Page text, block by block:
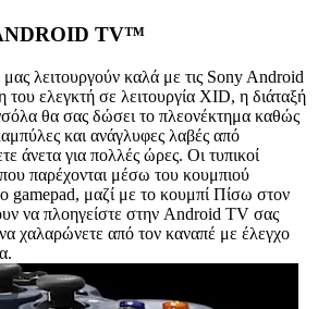
TV™
μας λειτουργούν καλά με τις Sony Android
ελεγκτή σε λειτουργία XID, η διάταξή
θα σας δώσει το πλεονέκτημα καθώς
και ανάγλυφες λαβές από
άνετα για πολλές ώρες. Οι τυπικοί
παρέχονται μέσω του κουμπιού
gamepad, μαζί με το κουμπί Πίσω στον
να πλοηγείστε στην Android TV σας
χαλαρώνετε από τον καναπέ με έλεγχο